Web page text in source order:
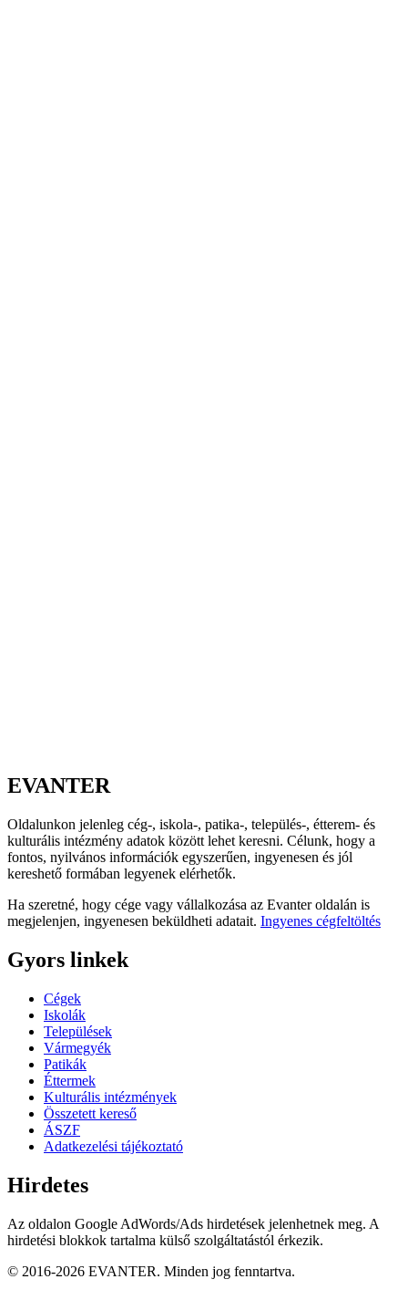
EVANTER
Oldalunkon jelenleg cég-, iskola-, patika-, település-, étterem- és
kulturális intézmény adatok között lehet keresni. Célunk, hogy a
fontos, nyilvános információk egyszerűen, ingyenesen és jól
kereshető formában legyenek elérhetők.
Ha szeretné, hogy cége vagy vállalkozása az Evanter oldalán is
megjelenjen, ingyenesen beküldheti adatait. Ingyenes cégfeltöltés
Gyors linkek
Cégek
Iskolák
Települések
Vármegyék
Patikák
Éttermek
Kulturális intézmények
Összetett kereső
ÁSZF
Adatkezelési tájékoztató
Hirdetes
Az oldalon Google AdWords/Ads hirdetések jelenhetnek meg. A
hirdetési blokkok tartalma külső szolgáltatástól érkezik.
© 2016-2026 EVANTER. Minden jog fenntartva.